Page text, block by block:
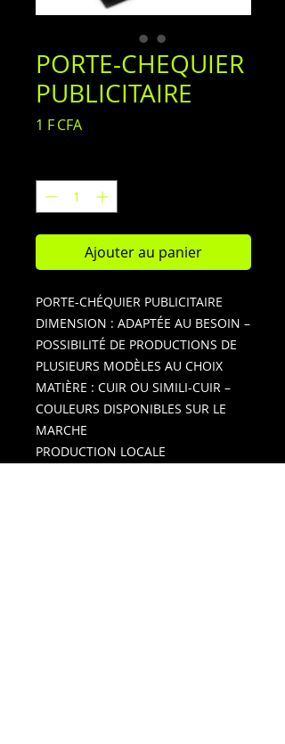
PORTE-CHEQUIER
PUBLICITAIRE
1 F CFAPrix
Ajouter au panier
PORTE-CHÉQUIER PUBLICITAIRE
DIMENSION : ADAPTÉE AU BESOIN –
POSSIBILITÉ DE PRODUCTIONS DE
PLUSIEURS MODÈLES AU CHOIX
MATIÈRE : CUIR OU SIMILI-CUIR –
COULEURS DISPONIBLES SUR LE
MARCHE
PRODUCTION LOCALE